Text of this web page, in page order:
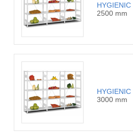
HYGIENIC
2500 mm
HYGIENIC
3000 mm